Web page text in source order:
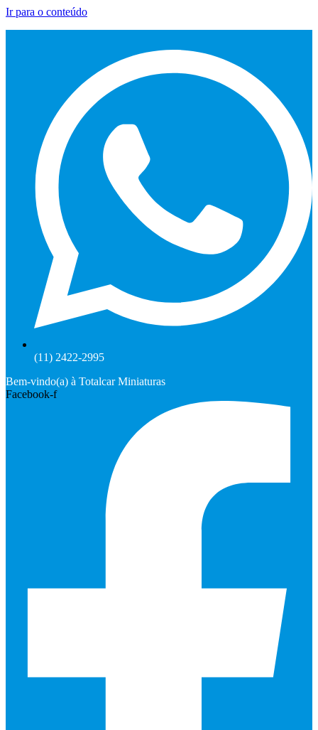
Ir para o conteúdo
(11) 2422-2995
Bem-vindo(a) à Totalcar Miniaturas
Facebook-f